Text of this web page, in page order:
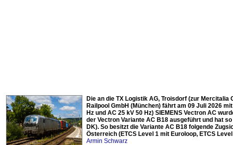
Die an die TX Logistik AG, Troisdorf (zur
Railpool GmbH (München) fährt am 09 Juli 2026
Hz und AC 25 kV 50 Hz) SIEMENS Vectron AC
der Vectron Variante AC B18 ausgeführt und hat
DK). So besitzt die Variante AC B18 folgende
Österreich (ETCS Level 1 mit Euroloop, ETCS
Armin Schwarz